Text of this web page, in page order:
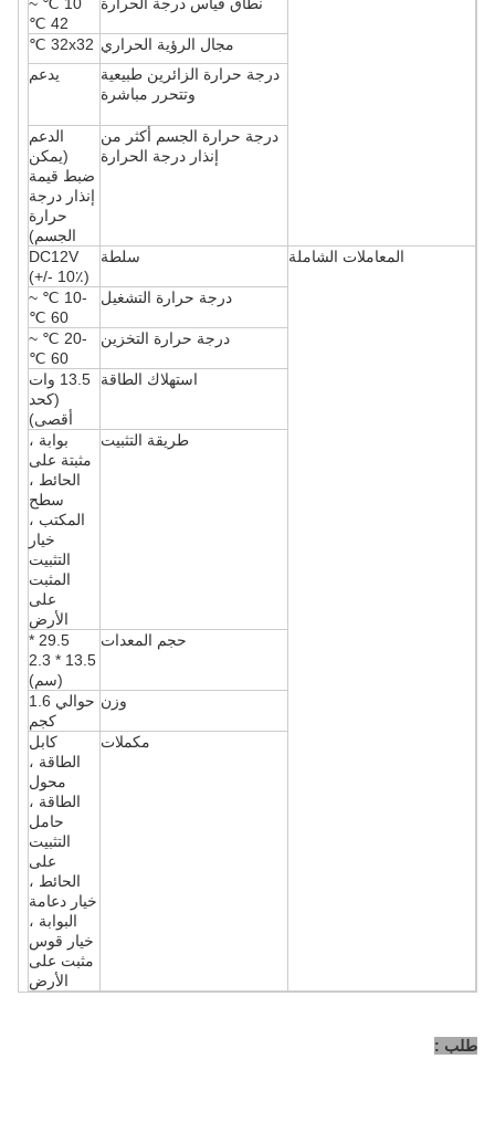
42 ℃
مجال الرؤية الحراري 32x32 ℃
درجة حرارة الزائرين طبيعية
وتتحرر مباشرة
يدعم
درجة حرارة الجسم أكثر من
إنذار درجة الحرارة
الدعم
(يمكن
ضبط قيمة
إنذار درجة
حرارة
الجسم)
المعاملات الشاملة
سلطة
DC12V
(+/- 10٪)
درجة حرارة التشغيل
-10 ℃ ~
60 ℃
درجة حرارة التخزين
-20 ℃ ~
60 ℃
استهلاك الطاقة
13.5 وات
(كحد
أقصى)
طريقة التثبيت
بوابة ،
مثبتة على
الحائط ،
سطح
المكتب ،
خيار
التثبيت
المثبت
على
الأرض
حجم المعدات
29.5 *
13.5 * 2.3
(سم)
وزن
حوالي 1.6
كجم
مكملات
كابل
الطاقة ،
محول
الطاقة ،
حامل
التثبيت
على
الحائط ،
خيار دعامة
البوابة ،
خيار قوس
مثبت على
الأرض
طلب :